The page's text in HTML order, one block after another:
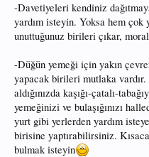
-Davetiyeleri kendiniz
yardım isteyin. Yoksa hem çok
unuttuğunuz birileri çıkar,
-Düğün yemeği için yakın
yapacak birileri mutlaka
aldığınızda kaşığı-çatalı-
yemeğinizi ve bulaşığınızı
yurt gibi yerlerden yardım
birisine yaptırabilirsiniz.
bulmak isteyin